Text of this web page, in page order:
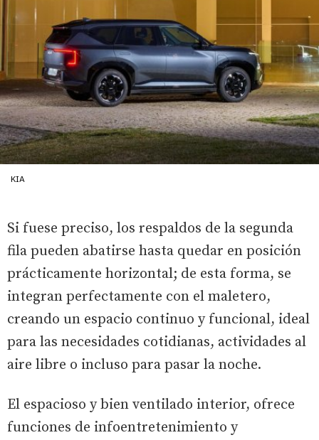
KIA
Si fuese preciso, los respaldos de la segunda
fila pueden abatirse hasta quedar en posición
prácticamente horizontal; de esta forma, se
integran perfectamente con el maletero,
creando un espacio continuo y funcional, ideal
para las necesidades cotidianas, actividades al
aire libre o incluso para pasar la noche.
El espacioso y bien ventilado interior, ofrece
funciones de infoentretenimiento y